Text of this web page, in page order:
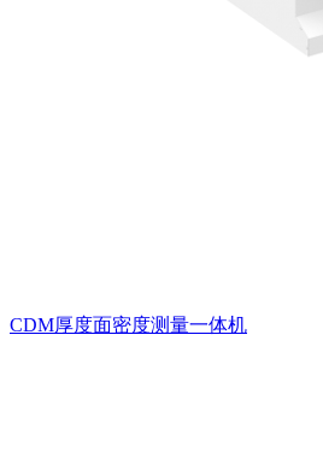
CDM厚度面密度测量一体机